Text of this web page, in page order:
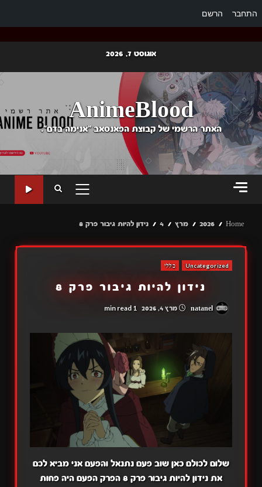
התחבר הרשם
content
אוגוסט 7, 2026
AnimeBlood
האתר הרשמי של קבוצת הפאנסאב "אנימה בדם".
PRIMARY
Home
2026 מרץ 4 נידון להיות גיבור פרק 8
Uncategorized כללי
נידון להיות גיבור פרק 8
מרץ 4, 2026 1 min read
שלום לכולם כאן שוב פעם נתנאל והפעם אני מביא לכם
את נידון להיות גיבור פרק 8 הפרק הפעם היה פחות